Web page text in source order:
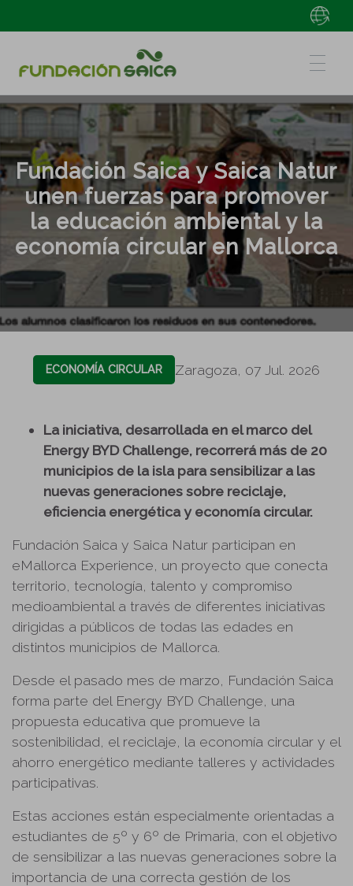
Fundación Saica y Saica Natur
unen fuerzas para promover
la educación ambiental y la
economía circular en Mallorca
ECONOMÍA CIRCULAR Zaragoza, 07 Jul. 2026
La iniciativa, desarrollada en el marco del
Energy BYD Challenge, recorrerá más de 20
municipios de la isla para sensibilizar a las
nuevas generaciones sobre reciclaje,
eficiencia energética y economía circular.
Fundación Saica y Saica Natur participan en
eMallorca Experience, un proyecto que conecta
territorio, tecnología, talento y compromiso
medioambiental a través de diferentes iniciativas
dirigidas a públicos de todas las edades en
distintos municipios de Mallorca.
Desde el pasado mes de marzo, Fundación Saica
forma parte del Energy BYD Challenge, una
propuesta educativa que promueve la
sostenibilidad, el reciclaje, la economía circular y el
ahorro energético mediante talleres y actividades
participativas.
Estas acciones están especialmente orientadas a
estudiantes de 5º y 6º de Primaria, con el objetivo
de sensibilizar a las nuevas generaciones sobre la
importancia de una correcta gestión de los